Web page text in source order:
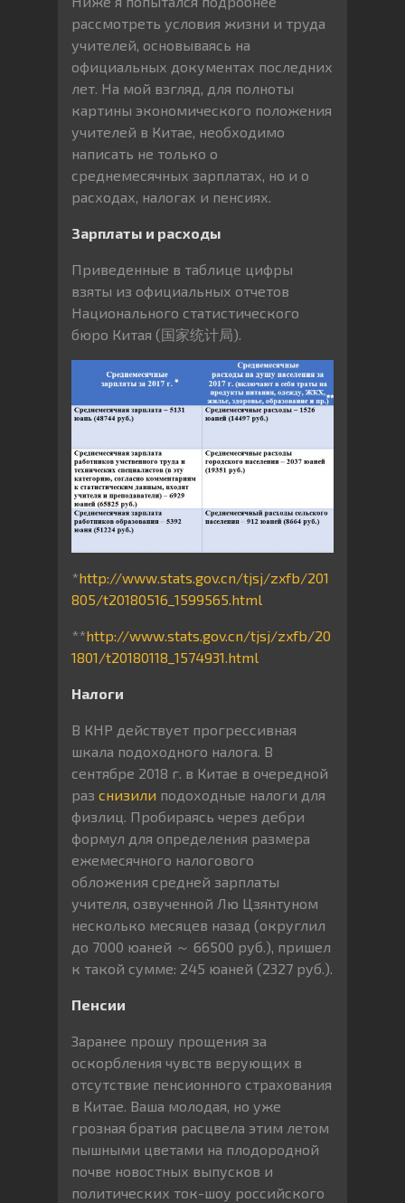
рассмотреть условия жизни и труда
учителей, основываясь на
официальных документах последних
лет. На мой взгляд, для полноты
картины экономического положения
учителей в Китае, необходимо
написать не только о
среднемесячных зарплатах, но и о
расходах, налогах и пенсиях.
Зарплаты и расходы
Приведенные в таблице цифры
взяты из официальных отчетов
Национального статистического
бюро Китая (国家统计局).
*http://www.stats.gov.cn/tjsj/zxfb/201
805/t20180516_1599565.html
**http://www.stats.gov.cn/tjsj/zxfb/20
1801/t20180118_1574931.html
Налоги
В КНР действует прогрессивная
шкала подоходного налога. В
сентябре 2018 г. в Китае в очередной
раз снизили подоходные налоги для
физлиц. Пробираясь через дебри
формул для определения размера
ежемесячного налогового
обложения средней зарплаты
учителя, озвученной Лю Цзянтуном
несколько месяцев назад (округлил
до 7000 юаней ～ 66500 руб.), пришел
к такой сумме: 245 юаней (2327 руб.).
Пенсии
Заранее прошу прощения за
оскорбления чувств верующих в
отсутствие пенсионного страхования
в Китае. Ваша молодая, но уже
грозная братия расцвела этим летом
пышными цветами на плодородной
почве новостных выпусков и
политических ток-шоу российского